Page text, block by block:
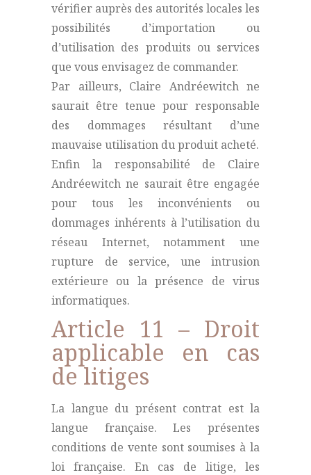
vérifier auprès des autorités locales les
possibilités d’importation ou
d’utilisation des produits ou services
que vous envisagez de commander.
Par ailleurs, Claire Andréewitch ne
saurait être tenue pour responsable
des dommages résultant d’une
mauvaise utilisation du produit acheté.
Enfin la responsabilité de Claire
Andréewitch ne saurait être engagée
pour tous les inconvénients ou
dommages inhérents à l’utilisation du
réseau Internet, notamment une
rupture de service, une intrusion
extérieure ou la présence de virus
informatiques.
Article 11 – Droit
applicable en cas
de litiges
La langue du présent contrat est la
langue française. Les présentes
conditions de vente sont soumises à la
loi française. En cas de litige, les